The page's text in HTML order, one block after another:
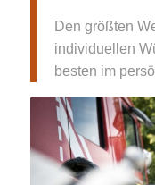
Den größten
individuellen
besten im